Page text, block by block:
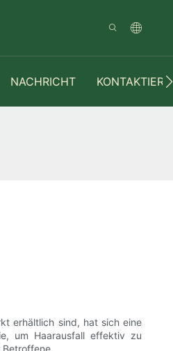
NACHRICHT
erhältlich sind, hat sich eine
um Haarausfall effektiv zu